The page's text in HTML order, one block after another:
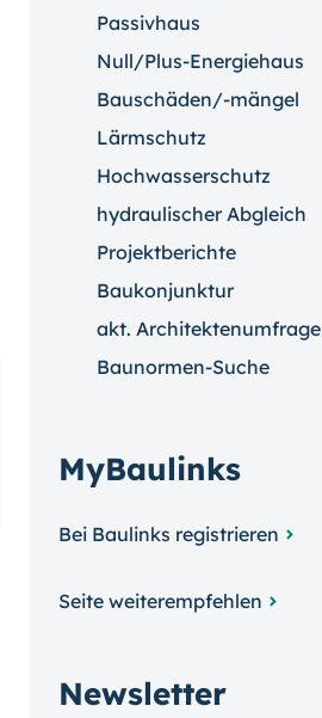
Passivhaus
Null/Plus-Energiehaus
Bauschäden/-mängel
Lärmschutz
Hochwasserschutz
hydraulischer Abgleich
Projektberichte
Baukonjunktur
akt. Architektenumfrage
Baunormen-Suche
MyBaulinks
Bei Baulinks registrieren
Seite weiterempfehlen
Newsletter